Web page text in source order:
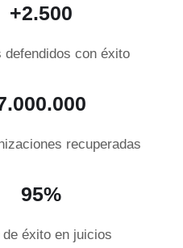
+2.500
defendidos con éxito
recuperadas
95%
de éxito en juicios